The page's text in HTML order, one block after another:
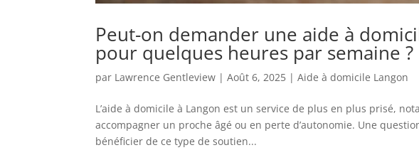
Peut-on demander une aide à
pour quelques heures par semaine ?
par Lawrence Gentleview |Août 6, 2025 |Aide à domicile Langon
L’aide à domicile à Langon est un service de plus en plus prisé,
accompagner un proche âgé ou en perte d’autonomie. Une
bénéficier de ce type de soutien...